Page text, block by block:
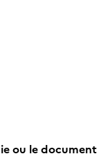
ou le document